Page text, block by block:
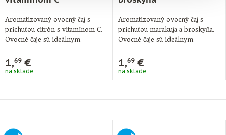
Aromatizovaný ovocný čaj s
príchuťou citrón s vitamínom C.
Ovocné čaje sú ideálnym
1,69€
na sklade
Aromatizovaný ovocný čaj s
príchuťou marakuja a broskyňa.
Ovocné čaje sú ideálnym
1,69€
na sklade